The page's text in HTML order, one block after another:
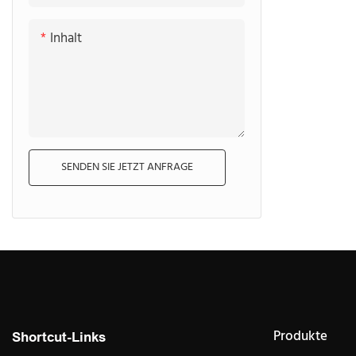
Inhalt
SENDEN SIE JETZT ANFRAGE
Shortcut-Links Produkte